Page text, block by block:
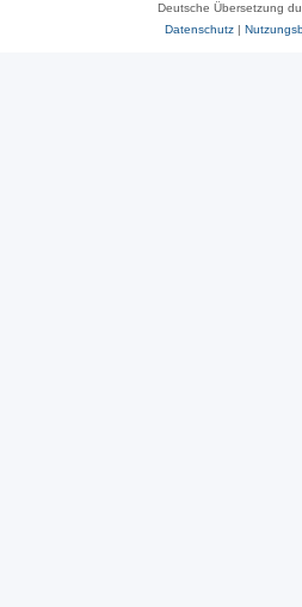
Deutsche Übersetzung
Datenschutz|